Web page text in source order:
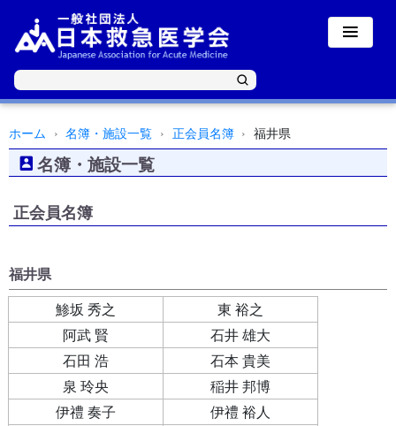
ホーム 名簿・施設一覧 正会員名簿 福井県
名簿・施設一覧
正会員名簿
福井県
鯵坂 秀之
東 裕之
阿武 賢
石井 雄大
石田 浩
石本 貴美
泉 玲央
稲井 邦博
伊禮 奏子
伊禮 裕人